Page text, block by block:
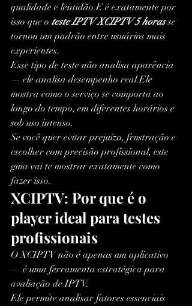
qualidade e lentidão.E é exatamente por
isso que o teste IPTV XCIPTV 5 horas se
tornou um padrão entre usuários mais
experientes.
Esse tipo de teste não analisa aparência
— ele analisa desempenho real.Ele
mostra como o serviço se comporta ao
longo do tempo, em diferentes horários e
sob uso intenso.
Se você quer evitar prejuízo, frustração e
escolher com precisão profissional, este
guia vai te mostrar exatamente como
fazer isso.
XCIPTV: Por que é o
player ideal para testes
profissionais
O XCIPTV não é apenas um aplicativo
— é uma ferramenta estratégica para
avaliação de IPTV.
Ele permite analisar fatores essenciais